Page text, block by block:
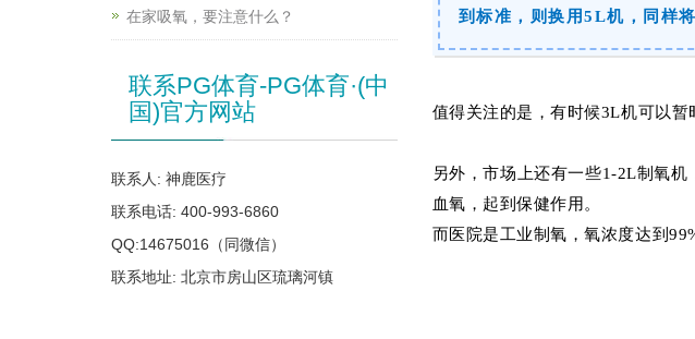
到标准，则换用5L机，同样
值得关注的是，有时候3L机可以暂
另外，市场上还有一些1-2L制氧
血氧，起到保健作用。
而医院是工业制氧，氧浓度达到
在家吸氧，要注意什么？
联系PG体育-PG体育·(中
国)官方网站
联系人: 神鹿医疗
联系电话: 400-993-6860
QQ:14675016（同微信）
联系地址: 北京市房山区琉璃河镇